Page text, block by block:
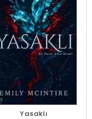
Yasaklı